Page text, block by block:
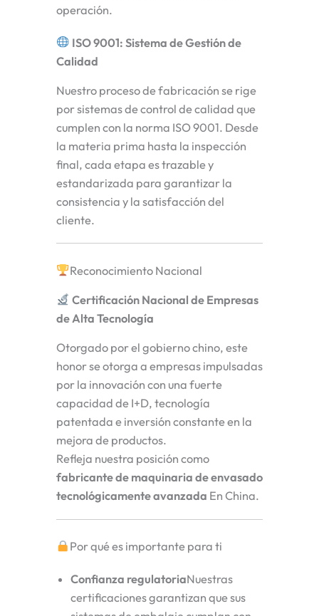
operación.
ISO 9001: Sistema de Gestión de
Calidad
Nuestro proceso de fabricación se rige
por sistemas de control de calidad que
cumplen con la norma ISO 9001. Desde
la materia prima hasta la inspección
final, cada etapa es trazable y
estandarizada para garantizar la
consistencia y la satisfacción del
cliente.
Reconocimiento Nacional
Certificación Nacional de Empresas
de Alta Tecnología
Otorgado por el gobierno chino, este
honor se otorga a empresas impulsadas
por la innovación con una fuerte
capacidad de I+D, tecnología
patentada e inversión constante en la
mejora de productos.
Refleja nuestra posición como
fabricante de maquinaria de envasado
tecnológicamente avanzada En China.
Por qué es importante para ti
Confianza regulatoriaNuestras
certificaciones garantizan que sus